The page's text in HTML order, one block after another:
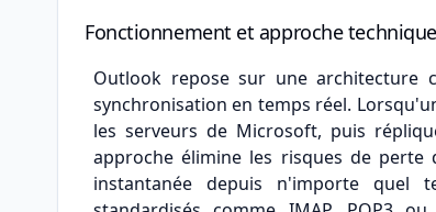
Fonctionnement et approche technique
Outlook repose sur une architecture
synchronisation en temps réel.
les serveurs de Microsoft, puis
approche élimine les risques de
instantanée depuis n'importe quel